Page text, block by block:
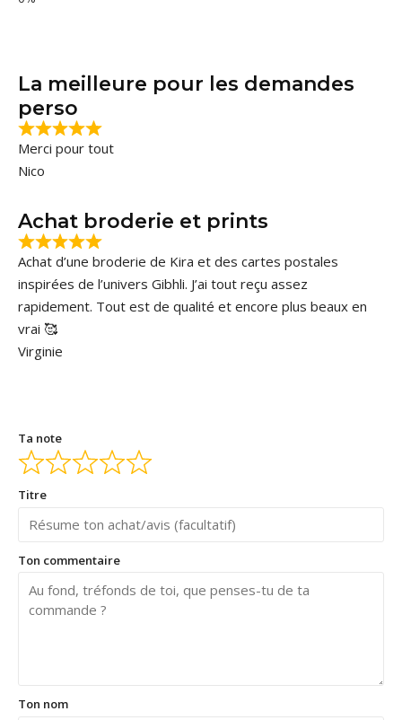
La meilleure pour les demandes
perso
Merci pour tout
Nico
Achat broderie et prints
Achat d’une broderie de Kira et des cartes postales
inspirées de l’univers Gibhli. J’ai tout reçu assez
rapidement. Tout est de qualité et encore plus beaux en
vrai 🥰
Virginie
Ta note
Titre
Ton commentaire
Ton nom